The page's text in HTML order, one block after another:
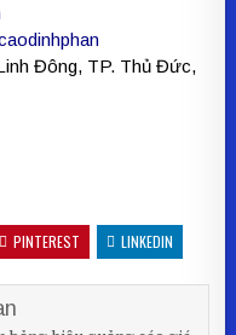
Đông, TP. Thủ Đức,
PINTEREST LINKEDIN